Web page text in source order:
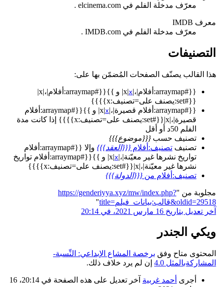
معرّف مدخلة الفلم في elcinema.com
.
معرف IMDB
معرّف مدخلة الفلم في IMDB.com
.
التصنيفات
هذا القالب يصنّف الصفحات المُضمّن بها على:
{{#arraymap:أفلام|،|x| x
| و }}{{#arraymap:أفلام|،|x|
{{#set:يصنف على=تصنيف:x}}}}
{{#arraymap:أفلام قصيرة|،|x|
x
| و }}{{#arraymap:أفلام
قصيرة|،|x|{{#set:يصنف على=تصنيف:x}}}} إذا كانت مدة
الفلم 50د أو أقل
تصنيف حسب{{{موضوع}}}
تصنيف تصنيف:أفلام{{{العقد}}}
وإلا {{#arraymap:أفلام
تواريخ نشرها غير معيّنة|،|x|x
| و }}{{#arraymap:أفلام تواريخ
نشرها غير معيّنة|،|x|{{#set:يصنف على=تصنيف:x}}}}
تصنيف:أفلام من{{{الدولة}}}
مجلوبة من "https://genderiyya.xyz/mw/index.php?
title=قالب:بيانات_فيلم&oldid=29518
"
آخر تعديل بتاريخ 16 مارس 2021، في 20:14
ويكي الجندر
المحتوى متاح وفق برخصة المشاع الإبداعي: النِّسبة-
المشاركةبالمثل 4.0
إن لم يرد خلاف ذلك.
أجرى أحمد غربية
آخر تعديل على هذه الصفحة في 20:14، 16